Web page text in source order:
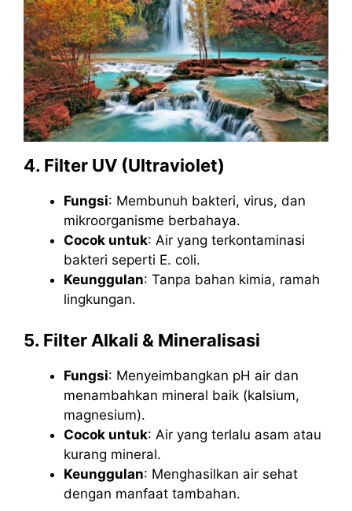
4. Filter UV (Ultraviolet)
Fungsi: Membunuh bakteri, virus, dan
mikroorganisme berbahaya.
Cocok untuk: Air yang terkontaminasi
bakteri seperti E. coli.
Keunggulan: Tanpa bahan kimia, ramah
lingkungan.
5. Filter Alkali & Mineralisasi
Fungsi: Menyeimbangkan pH air dan
menambahkan mineral baik (kalsium,
magnesium).
Cocok untuk: Air yang terlalu asam atau
kurang mineral.
Keunggulan: Menghasilkan air sehat
dengan manfaat tambahan.